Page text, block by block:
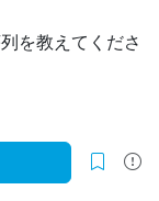
を教えてくださ